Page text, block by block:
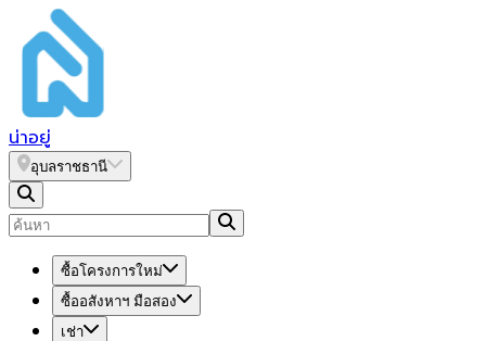
น่าอยู่
อุบลราชธานี
ซื้อโครงการใหม่
ซื้ออสังหาฯ มือสอง
เช่า